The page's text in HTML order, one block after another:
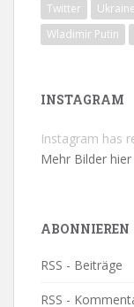
Twitter
Ukraine
Wladimir Putin
INSTAGRAM
Instagram has
Mehr Bilder hier
ABONNIEREN
RSS - Beiträge
RSS -